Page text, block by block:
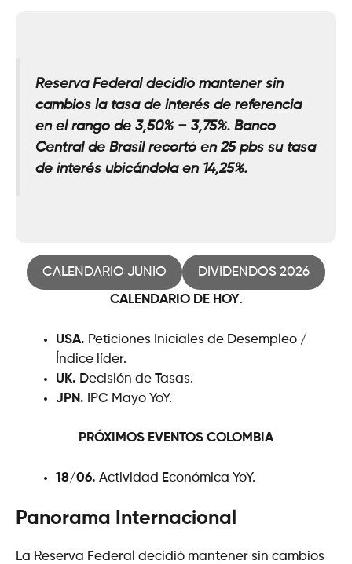
Reserva Federal decidió mantener sin
cambios la tasa de interés de referencia
en el rango de 3,50% – 3,75%. Banco
Central de Brasil recortó en 25 pbs su tasa
de interés ubicándola en 14,25%.
CALENDARIO JUNIO DIVIDENDOS 2026
CALENDARIO DE HOY.
USA. Peticiones Iniciales de Desempleo /
Índice líder.
UK. Decisión de Tasas.
JPN. IPC Mayo YoY.
PRÓXIMOS EVENTOS COLOMBIA
18/06. Actividad Económica YoY.
Panorama Internacional
La Reserva Federal decidió mantener sin cambios